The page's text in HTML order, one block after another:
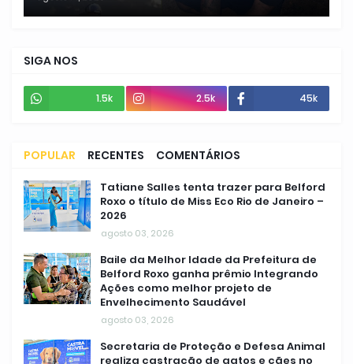
SIGA NOS
1.5k 2.5k 45k
POPULAR RECENTES COMENTÁRIOS
Tatiane Salles tenta trazer para Belford
Roxo o título de Miss Eco Rio de Janeiro –
2026
agosto 03, 2026
Baile da Melhor Idade da Prefeitura de
Belford Roxo ganha prêmio Integrando
Ações como melhor projeto de
Envelhecimento Saudável
agosto 03, 2026
Secretaria de Proteção e Defesa Animal
realiza castração de gatos e cães no